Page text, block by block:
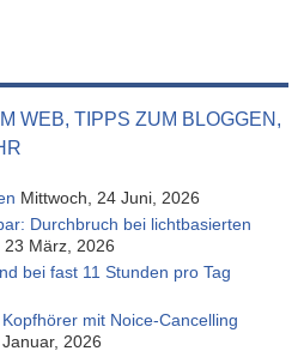
WEB, TIPPS ZUM BLOGGEN,
Mittwoch, 24 Juni, 2026
Durchbruch bei lichtbasierten
23 März, 2026
bei fast 11 Stunden pro Tag
mit Noice-Cancelling
2026